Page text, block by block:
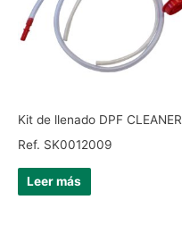
Kit de llenado DPF CLEANER
Ref. SK0012009
Leer más